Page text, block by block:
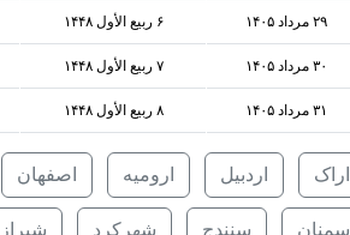
۲۹ مرداد ۱۴۰۵ ۶ ربيع الأول ۱۴۴۸
۳۰ مرداد ۱۴۰۵ ۷ ربيع الأول ۱۴۴۸
۳۱ مرداد ۱۴۰۵ ۸ ربيع الأول ۱۴۴۸
اراک اردبیل ارومیه اصفهان
سمنان سنندج شهرکرد شیراز